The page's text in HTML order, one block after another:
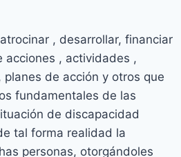
, desarrollar, financiar
, actividades ,
de acción y otros que
fundamentales de las
de discapacidad
tal forma realidad la
personas, otorgándoles